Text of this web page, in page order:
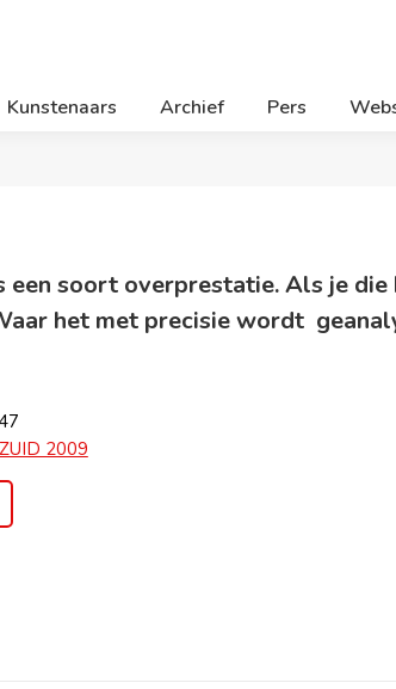
Kunstenaars Archief Pers
een soort overprestatie. Als je die
het met precisie wordt
2009